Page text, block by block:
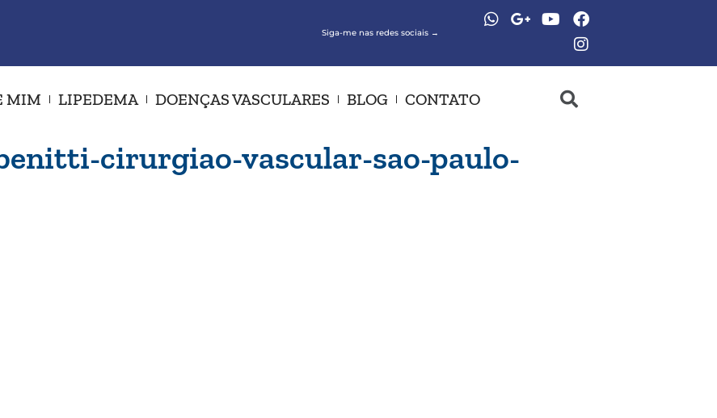
Siga-me nas redes sociais →
MIM LIPEDEMA DOENÇAS VASCULARES BLOG CONTATO
cirurgiao-vascular-sao-paulo-